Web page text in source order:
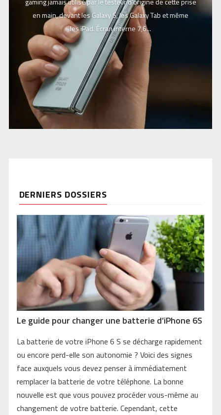
en main, devant les Galaxy S, les Galaxy Tab et même
les iPad. Écran interne 7,6...
DERNIERS DOSSIERS
Le guide pour changer une batterie d’iPhone 6S
La batterie de votre iPhone 6 S se décharge rapidement
ou encore perd-elle son autonomie ? Voici des signes
face auxquels vous devez penser à immédiatement
remplacer la batterie de votre téléphone. La bonne
nouvelle est que vous pouvez procéder vous-même au
changement de votre batterie. Cependant, cette